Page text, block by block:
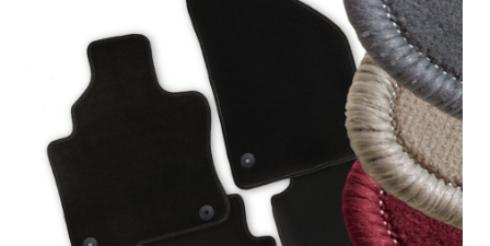
images
gallery